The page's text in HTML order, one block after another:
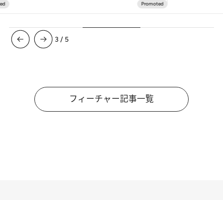
3 / 5
フィーチャー記事一覧